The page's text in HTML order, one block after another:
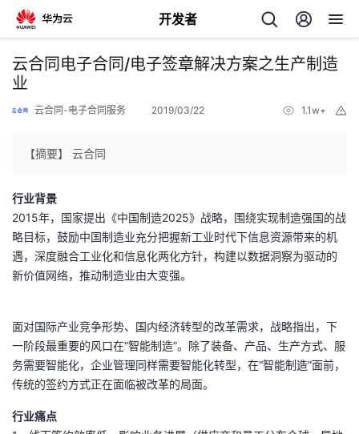
开发者
返
回
个
人
主
我
的
发
者
我
云合同电子合同/电子签章解决方案之生产制造
业
云合同-电子合同服务 2019/03/22 1.1w+
【摘要】 云合同
行业背景
2015年，国家提出《中国制造2025》战略，围绕实现制造强国的战
略目标，鼓励中国制造业充分把握新工业时代下信息资源带来的机
遇，深度融合工业化和信息化两化方针，构建以数据洞察为驱动的
新价值网络，推动制造业由大变强。
面对国际产业竞争形势、国内经济转型的改革需求，战略指出，下
一阶段最重要的风口在“智能制造”。除了装备、产品、生产方式、服
务需要智能化，企业管理同样需要智能化转型，在“智能制造”面前，
传统的签约方式正在面临被改革的局面。
行业痛点